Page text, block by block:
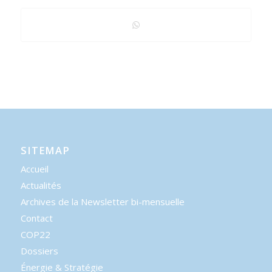
SITEMAP
Accueil
Actualités
Archives de la Newsletter bi-mensuelle
Contact
COP22
Dossiers
Énergie & Stratégie